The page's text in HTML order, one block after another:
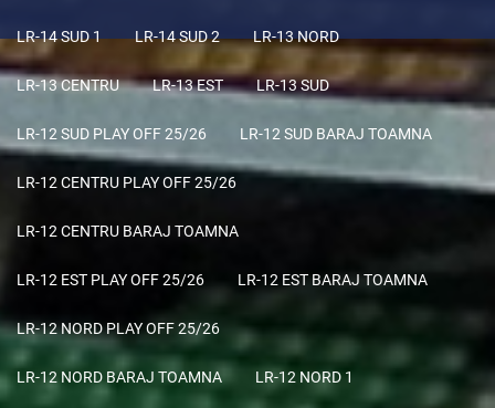
LR-14 SUD 1 LR-14 SUD 2 LR-13 NORD
LR-13 CENTRU LR-13 EST LR-13 SUD
LR-12 SUD PLAY OFF 25/26 LR-12 SUD BARAJ TOAMNA
LR-12 CENTRU PLAY OFF 25/26
LR-12 CENTRU BARAJ TOAMNA
LR-12 EST PLAY OFF 25/26 LR-12 EST BARAJ TOAMNA
LR-12 NORD PLAY OFF 25/26
LR-12 NORD BARAJ TOAMNA LR-12 NORD 1